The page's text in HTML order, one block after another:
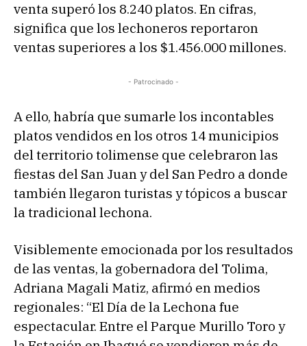
venta superó los 8.240 platos. En cifras,
significa que los lechoneros reportaron
ventas superiores a los $1.456.000 millones.
- Patrocinado -
A ello, habría que sumarle los incontables
platos vendidos en los otros 14 municipios
del territorio tolimense que celebraron las
fiestas del San Juan y del San Pedro a donde
también llegaron turistas y tópicos a buscar
la tradicional lechona.
Visiblemente emocionada por los resultados
de las ventas, la gobernadora del Tolima,
Adriana Magali Matiz, afirmó en medios
regionales: “El Día de la Lechona fue
espectacular. Entre el Parque Murillo Toro y